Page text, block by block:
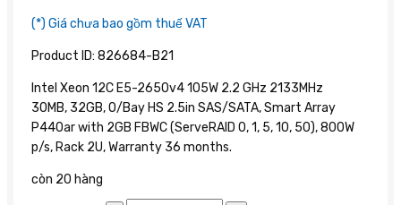
(*) Giá chưa bao gồm thuế VAT
Product ID: 826684-B21
Intel Xeon 12C E5-2650v4 105W 2.2 GHz 2133MHz
30MB, 32GB, O/Bay HS 2.5in SAS/SATA, Smart Array
P440ar with 2GB FBWC (ServeRAID 0, 1, 5, 10, 50), 800W
p/s, Rack 2U, Warranty 36 months.
còn 20 hàng